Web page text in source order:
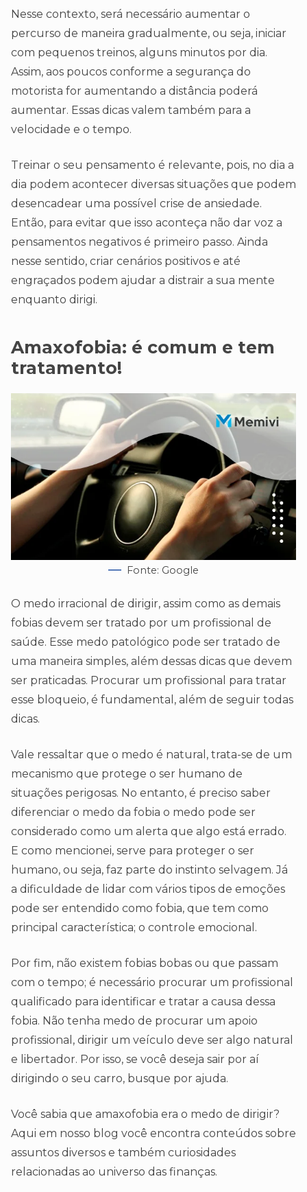
Nesse contexto, será necessário aumentar o
percurso de maneira gradualmente, ou seja, iniciar
com pequenos treinos, alguns minutos por dia.
Assim, aos poucos conforme a segurança do
motorista for aumentando a distância poderá
aumentar. Essas dicas valem também para a
velocidade e o tempo.
Treinar o seu pensamento é relevante, pois, no dia a
dia podem acontecer diversas situações que podem
desencadear uma possível crise de ansiedade.
Então, para evitar que isso aconteça não dar voz a
pensamentos negativos é primeiro passo. Ainda
nesse sentido, criar cenários positivos e até
engraçados podem ajudar a distrair a sua mente
enquanto dirigi.
Amaxofobia: é comum e tem
tratamento!
Fonte: Google
O medo irracional de dirigir, assim como as demais
fobias devem ser tratado por um profissional de
saúde. Esse medo patológico pode ser tratado de
uma maneira simples, além dessas dicas que devem
ser praticadas. Procurar um profissional para tratar
esse bloqueio, é fundamental, além de seguir todas
dicas.
Vale ressaltar que o medo é natural, trata-se de um
mecanismo que protege o ser humano de
situações perigosas. No entanto, é preciso saber
diferenciar o medo da fobia o medo pode ser
considerado como um alerta que algo está errado.
E como mencionei, serve para proteger o ser
humano, ou seja, faz parte do instinto selvagem. Já
a dificuldade de lidar com vários tipos de emoções
pode ser entendido como fobia, que tem como
principal característica; o controle emocional.
Por fim, não existem fobias bobas ou que passam
com o tempo; é necessário procurar um profissional
qualificado para identificar e tratar a causa dessa
fobia. Não tenha medo de procurar um apoio
profissional, dirigir um veículo deve ser algo natural
e libertador. Por isso, se você deseja sair por aí
dirigindo o seu carro, busque por ajuda.
Você sabia que amaxofobia era o medo de dirigir?
Aqui em nosso blog você encontra conteúdos sobre
assuntos diversos e também curiosidades
relacionadas ao universo das finanças.